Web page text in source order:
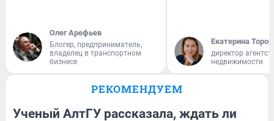
Олег Арефьев
Блогер, предприниматель,
владелец в транспортном
бизнесе
Екатерина
директор
недвижимости
РЕКОМЕНДУЕМ
Ученый АлтГУ рассказала, ждать ли